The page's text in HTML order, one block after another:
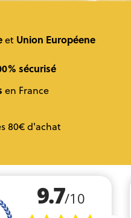
et Union Européene
sécurisé
en France
80€ d'achat